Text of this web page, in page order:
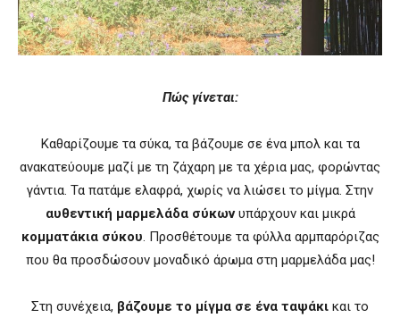
Πώς γίνεται:
Καθαρίζουμε τα σύκα, τα βάζουμε σε ένα μπολ και τα
ανακατεύουμε μαζί με τη ζάχαρη με τα χέρια μας, φορώντας
γάντια. Τα πατάμε ελαφρά, χωρίς να λιώσει το μίγμα. Στην
αυθεντική μαρμελάδα σύκωνυπάρχουν και μικρά
κομματάκια σύκου. Προσθέτουμε τα φύλλα αρμπαρόριζας
που θα προσδώσουν μοναδικό άρωμα στη μαρμελάδα μας!
Στη συνέχεια, βάζουμε το μίγμα σε ένα ταψάκι και το